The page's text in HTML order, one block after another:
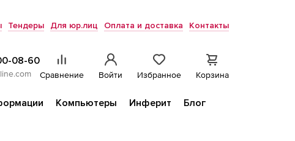
Тендеры Для юр.лиц Оплата и доставка Контакты
08-60
Сравнение Войти Избранное Корзина
Компьютеры Инферит
Блог